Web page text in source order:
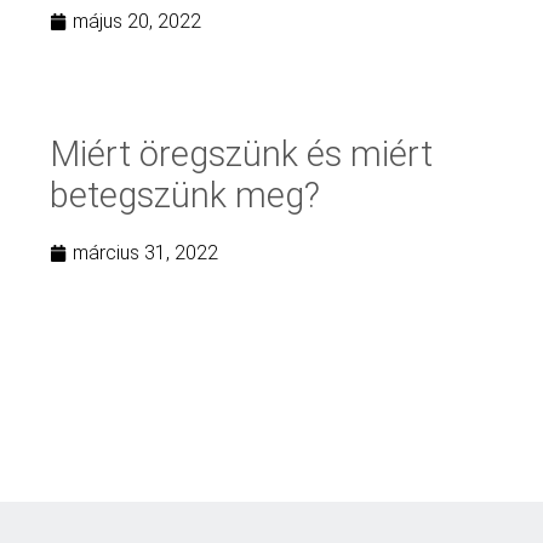
május 20, 2022
Miért öregszünk és miért
betegszünk meg?
március 31, 2022